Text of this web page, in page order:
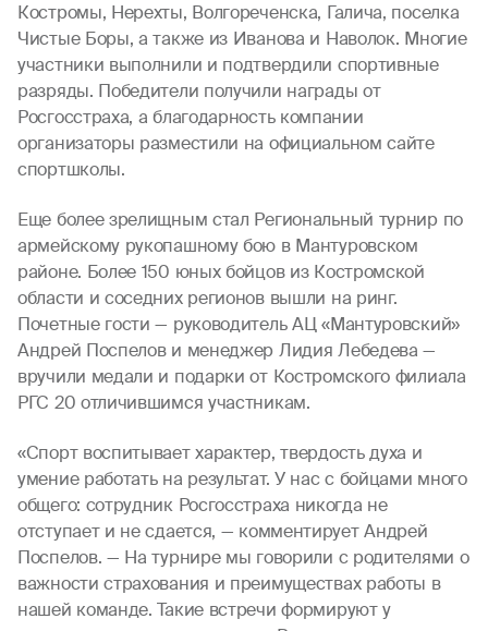
Костромы, Нерехты, Волгореченска, Галича, поселка
Чистые Боры, а также из Иванова и Наволок. Многие
участники выполнили и подтвердили спортивные
разряды. Победители получили награды от
Росгосстраха, а благодарность компании
организаторы разместили на официальном сайте
спортшколы.
Еще более зрелищным стал Региональный турнир по
армейскому рукопашному бою в Мантуровском
районе. Более 150 юных бойцов из Костромской
области и соседних регионов вышли на ринг.
Почетные гости — руководитель АЦ «Мантуровский»
Андрей Поспелов и менеджер Лидия Лебедева —
вручили медали и подарки от Костромского филиала
РГС 20 отличившимся участникам.
«Спорт воспитывает характер, твердость духа и
умение работать на результат. У нас с бойцами много
общего: сотрудник Росгосстраха никогда не
отступает и не сдается, — комментирует Андрей
Поспелов. — На турнире мы говорили с родителями о
важности страхования и преимуществах работы в
нашей команде. Такие встречи формируют у